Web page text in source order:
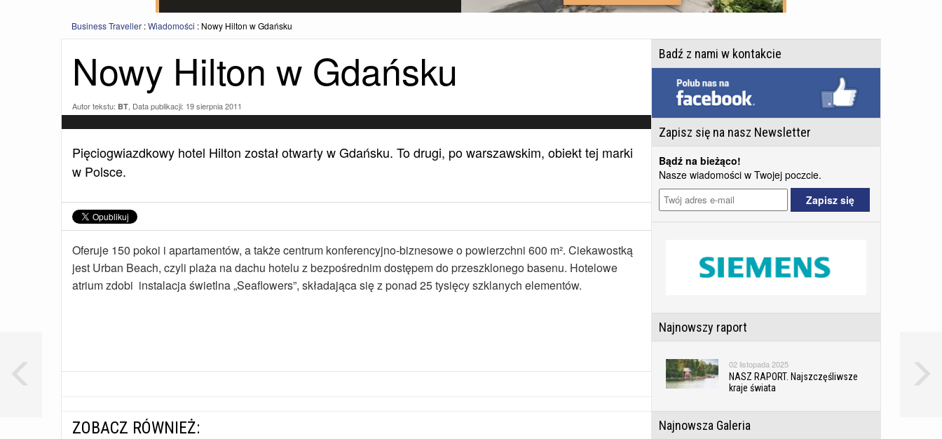
Business Traveller :Wiadomości : Nowy Hilton w Gdańsku
Nowy Hilton w Gdańsku
Autor tekstu: BT, Data publikacji: 19 sierpnia 2011
Pięciogwiazdkowy hotel Hilton został otwarty w Gdańsku. To drugi, po warszawskim, obiekt tej marki
w Polsce.
Oferuje 150 pokoi i apartamentów, a także centrum konferencyjno-biznesowe o powierzchni 600 m². Ciekawostką
jest Urban Beach, czyli plaża na dachu hotelu z bezpośrednim dostępem do przeszklonego basenu. Hotelowe
atrium zdobi instalacja świetlna „Seaflowers”, składająca się z ponad 25 tysięcy szklanych elementów.
ZOBACZ RÓWNIEŻ:
Badź z nami w kontakcie
Zapisz się na nasz Newsletter
Bądź na bieżąco!
Nasze wiadomości w Twojej poczcie.
Najnowszy raport
02 listopada 2025
NASZ RAPORT. Najszczęśliwsze
kraje świata
Najnowsza Galeria